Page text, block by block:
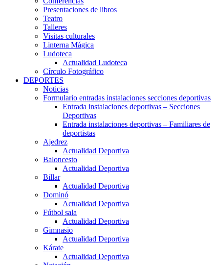
Presentaciones de libros
Teatro
Talleres
Visitas culturales
Linterna Mágica
Ludoteca
Actualidad Ludoteca
Círculo Fotográfico
DEPORTES
Noticias
Formulario entradas instalaciones secciones deportivas
Entrada instalaciones deportivas – Secciones
Deportivas
Entrada instalaciones deportivas – Familiares de
deportistas
Ajedrez
Actualidad Deportiva
Baloncesto
Actualidad Deportiva
Billar
Actualidad Deportiva
Dominó
Actualidad Deportiva
Fútbol sala
Actualidad Deportiva
Gimnasio
Actualidad Deportiva
Kárate
Actualidad Deportiva